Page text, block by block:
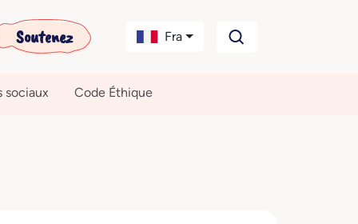
Soutenez Fra
sociaux Code Éthique